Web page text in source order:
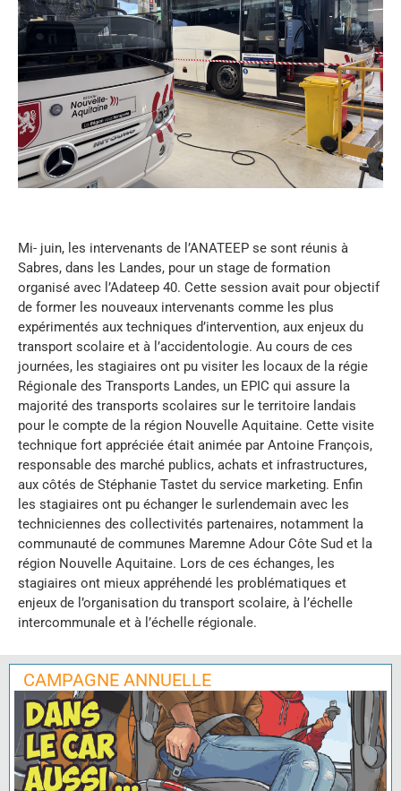
Mi- juin, les intervenants de l’ANATEEP se sont réunis à
Sabres, dans les Landes, pour un stage de formation
organisé avec l’Adateep 40. Cette session avait pour objectif
de former les nouveaux intervenants comme les plus
expérimentés aux techniques d’intervention, aux enjeux du
transport scolaire et à l’accidentologie. Au cours de ces
journées, les stagiaires ont pu visiter les locaux de la régie
Régionale des Transports Landes, un EPIC qui assure la
majorité des transports scolaires sur le territoire landais
pour le compte de la région Nouvelle Aquitaine. Cette visite
technique fort appréciée était animée par Antoine François,
responsable des marché publics, achats et infrastructures,
aux côtés de Stéphanie Tastet du service marketing. Enfin
les stagiaires ont pu échanger le surlendemain avec les
techniciennes des collectivités partenaires, notamment la
communauté de communes Maremne Adour Côte Sud et la
région Nouvelle Aquitaine. Lors de ces échanges, les
stagiaires ont mieux appréhendé les problématiques et
enjeux de l’organisation du transport scolaire, à l’échelle
intercommunale et à l’échelle régionale.
CAMPAGNE ANNUELLE